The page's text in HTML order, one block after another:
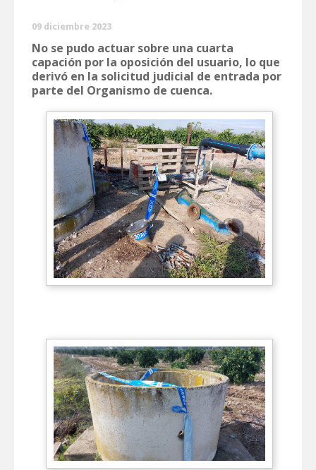
09 diciembre 2023
No se pudo actuar sobre una cuarta
capación por la oposición del usuario, lo que
derivó en la solicitud judicial de entrada por
parte del Organismo de cuenca.